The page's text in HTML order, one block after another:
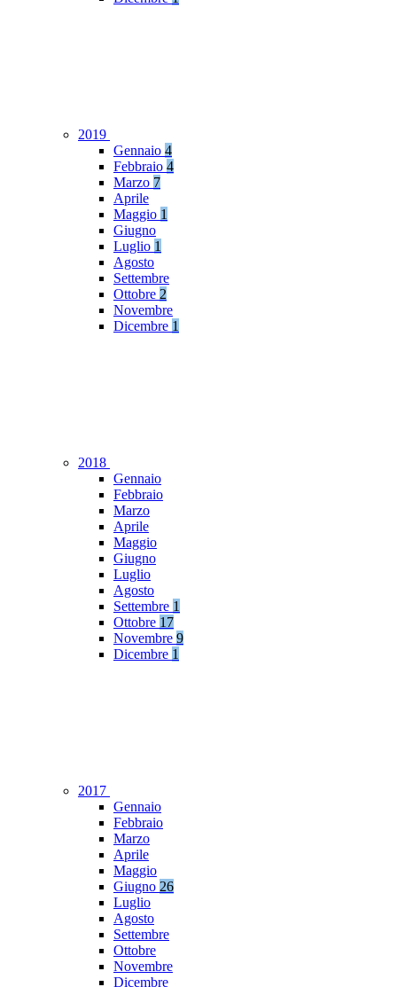
2019
Gennaio 4
Febbraio 4
Marzo 7
Aprile
Maggio 1
Giugno
Luglio 1
Agosto
Settembre
Ottobre 2
Novembre
Dicembre 1
2018
Gennaio
Febbraio
Marzo
Aprile
Maggio
Giugno
Luglio
Agosto
Settembre 1
Ottobre 17
Novembre 9
Dicembre 1
2017
Gennaio
Febbraio
Marzo
Aprile
Maggio
Giugno 26
Luglio
Agosto
Settembre
Ottobre
Novembre
Dicembre